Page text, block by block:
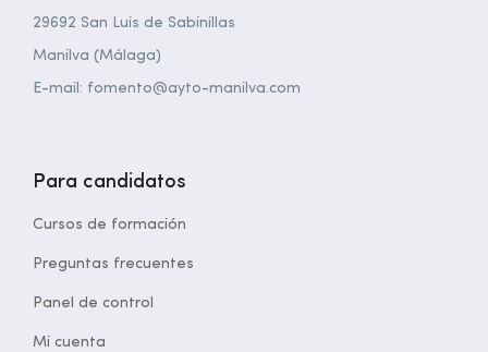
29692 San Luis de Sabinillas
Manilva (Málaga)
E-mail: fomento@ayto-manilva.com
Para candidatos
Cursos de formación
Preguntas frecuentes
Panel de control
Mi cuenta